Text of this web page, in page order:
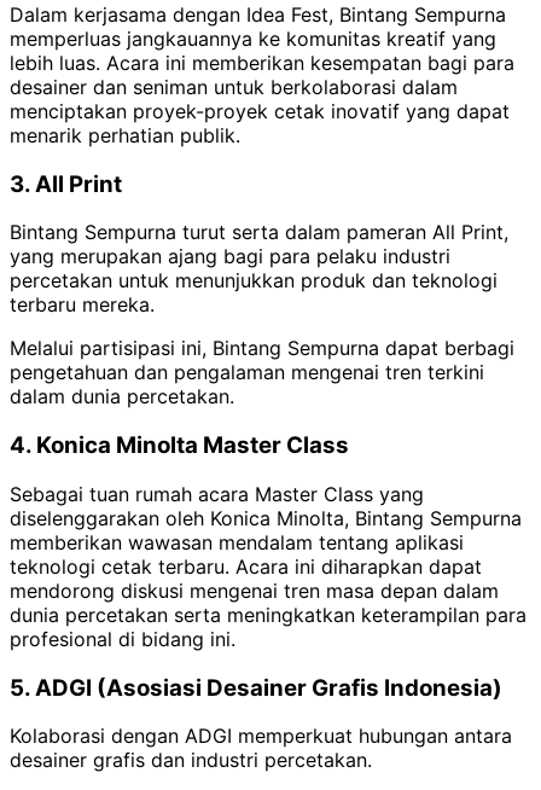
Dalam kerjasama dengan Idea Fest, Bintang Sempurna
memperluas jangkauannya ke komunitas kreatif yang
lebih luas. Acara ini memberikan kesempatan bagi para
desainer dan seniman untuk berkolaborasi dalam
menciptakan proyek-proyek cetak inovatif yang dapat
menarik perhatian publik.
3. All Print
Bintang Sempurna turut serta dalam pameran All Print,
yang merupakan ajang bagi para pelaku industri
percetakan untuk menunjukkan produk dan teknologi
terbaru mereka.
Melalui partisipasi ini, Bintang Sempurna dapat berbagi
pengetahuan dan pengalaman mengenai tren terkini
dalam dunia percetakan.
4. Konica Minolta Master Class
Sebagai tuan rumah acara Master Class yang
diselenggarakan oleh Konica Minolta, Bintang Sempurna
memberikan wawasan mendalam tentang aplikasi
teknologi cetak terbaru. Acara ini diharapkan dapat
mendorong diskusi mengenai tren masa depan dalam
dunia percetakan serta meningkatkan keterampilan para
profesional di bidang ini.
5. ADGI (Asosiasi Desainer Grafis Indonesia)
Kolaborasi dengan ADGI memperkuat hubungan antara
desainer grafis dan industri percetakan.